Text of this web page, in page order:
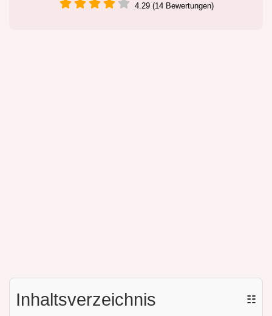
4.29 (14 Bewertungen)
Inhaltsverzeichnis ☷